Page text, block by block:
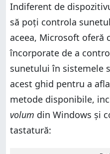
Indiferent de
să poți controla
aceea, Microsoft oferă
încorporate de a
sunetului în sistemele
acest ghid pentru a
metode disponibile,
volum din Windows și
tastatură: